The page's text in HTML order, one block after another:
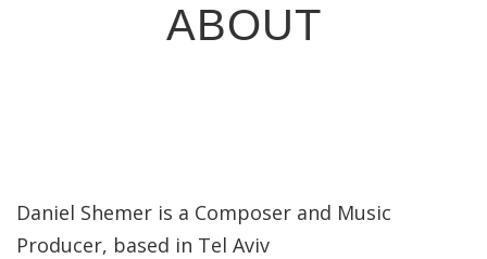
ABOUT
Daniel Shemer is a Composer and Music
Producer, based in Tel Aviv